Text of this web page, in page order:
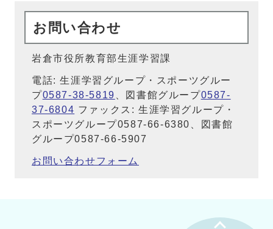
お問い合わせ
岩倉市役所教育部生涯学習課
電話: 生涯学習グループ・スポーツグルー
プ0587-38-5819 、図書館グループ0587-
37-6804 ファックス: 生涯学習グループ・
スポーツグループ0587-66-6380、図書館
グループ0587-66-5907
お問い合わせフォーム